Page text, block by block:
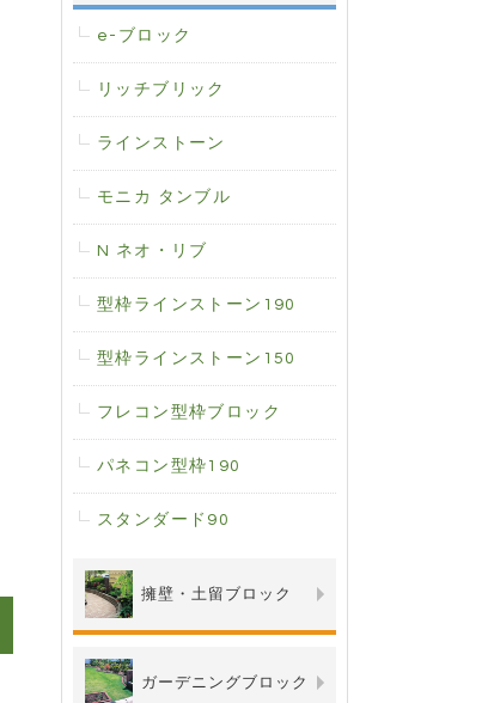
e-ブロック
リッチブリック
ラインストーン
モニカ タンブル
N ネオ・リブ
型枠ラインストーン190
型枠ラインストーン150
フレコン型枠ブロック
パネコン型枠190
スタンダード90
擁壁・土留ブロック
ガーデニングブロック